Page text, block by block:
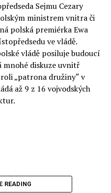
Sejmu Cezary
ministrem vnitra či
polská premiérka Ewa
ve vládě.
vládě posiluje budoucí
diskuze uvnitř
„patrona družiny“ v
až 9 z 16 vojvodských
READING